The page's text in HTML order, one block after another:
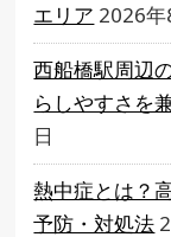
エリア 2026年
西船橋駅周辺
らしやすさを
日
熱中症とは？
予防・対処法